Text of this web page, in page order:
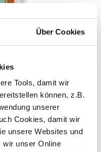
Über Cookies
Tools, damit wir
können, z.B.
unserer
Cookies, damit wir
unsere Websites und
wir unser Online